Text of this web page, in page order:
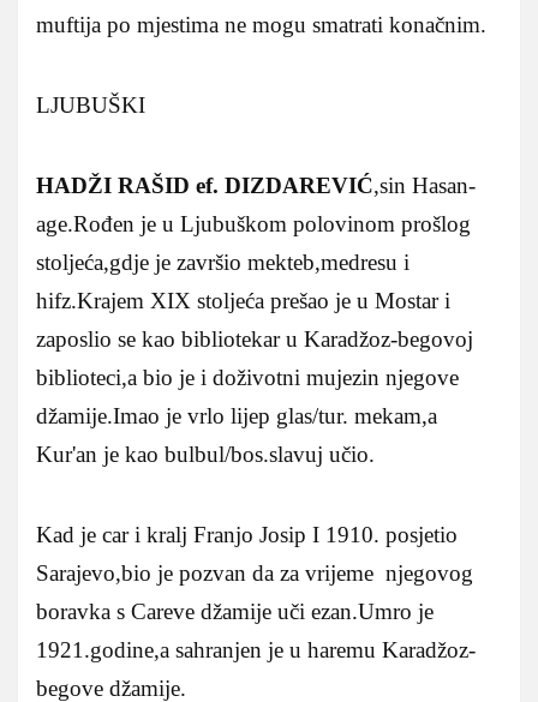
muftija po mjestima ne mogu smatrati konačnim.
LJUBUŠKI
HADŽI RAŠID ef. DIZDAREVIĆ,sin Hasan-
age.Rođen je u Ljubuškom polovinom prošlog
stoljeća,gdje je završio mekteb,medresu i
hifz.Krajem XIX stoljeća prešao je u Mostar i
zaposlio se kao bibliotekar u Karadžoz-begovoj
biblioteci,a bio je i doživotni mujezin njegove
džamije.Imao je vrlo lijep glas/tur. mekam,a
Kur'an je kao bulbul/bos.slavuj učio.
Kad je car i kralj Franjo Josip I 1910. posjetio
Sarajevo,bio je pozvan da za vrijeme njegovog
boravka s Careve džamije uči ezan.Umro je
1921.godine,a sahranjen je u haremu Karadžoz-
begove džamije.